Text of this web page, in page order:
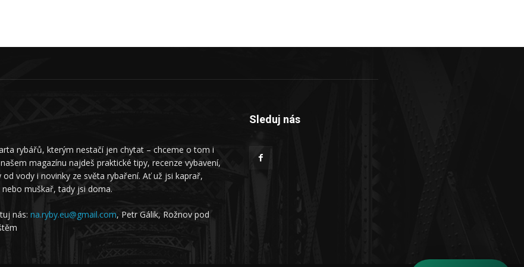
rybářů, kterým nestačí jen chytat – chceme o tom i
magazínu najdeš praktické tipy, recenze vybavení,
od vody i novinky ze světa rybaření. Ať už jsi kaprař,
nebo muškař, tady jsi doma.
nás: na.ryby.eu@gmail.com, Petr Gálik, Rožnov pod
Sleduj nás